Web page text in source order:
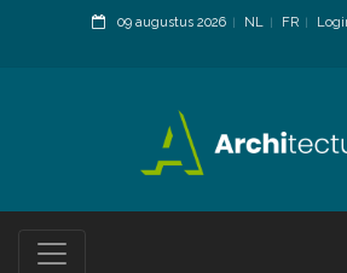
09 augustus 2026 NL FR